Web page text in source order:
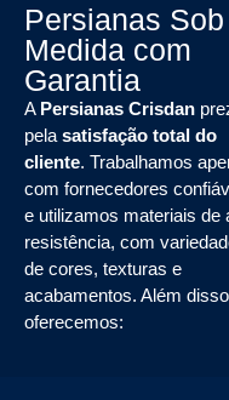
Persianas Sob
Medida com
Garantia
A Persianas Crisdan
pela satisfação total do
cliente. Trabalhamos
com fornecedores
e utilizamos materiais de
resistência, com
de cores, texturas e
acabamentos. Além
oferecemos: